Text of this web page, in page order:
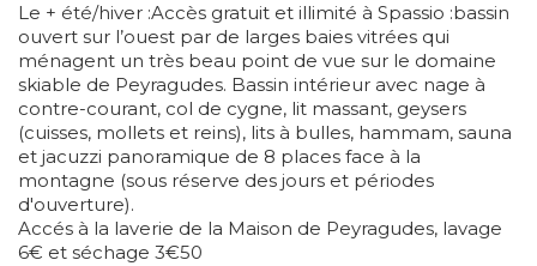
Le + été/hiver :Accès gratuit et illimité à Spassio :bassin
ouvert sur l’ouest par de larges baies vitrées qui
ménagent un très beau point de vue sur le domaine
skiable de Peyragudes. Bassin intérieur avec nage à
contre-courant, col de cygne, lit massant, geysers
(cuisses, mollets et reins), lits à bulles, hammam, sauna
et jacuzzi panoramique de 8 places face à la
montagne (sous réserve des jours et périodes
d'ouverture).
Accés à la laverie de la Maison de Peyragudes, lavage
6€ et séchage 3€50